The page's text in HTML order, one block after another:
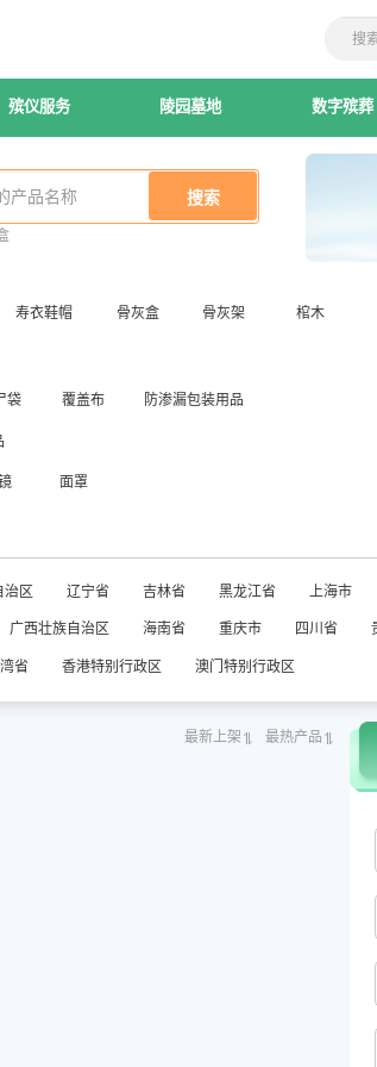
殡仪服务 陵园墓地 数字殡葬
寿衣鞋帽 骨灰盒 骨灰架 棺木
袋 覆盖布 防渗漏包装用品
面罩
治区 辽宁省 吉林省 黑龙江省 上海市
广西壮族自治区 海南省 重庆市 四川省
省 香港特别行政区 澳门特别行政区
最新上架 最热产品